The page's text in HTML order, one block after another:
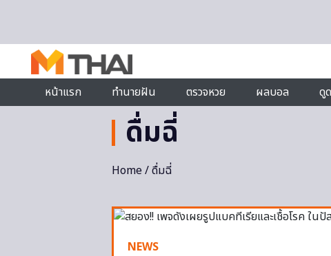
หน้าแรก
ทำนายฝัน ตรวจหวย ผลบอล ดู
ดื่มฉี่
Home/ ดื่มฉี่
NEWS